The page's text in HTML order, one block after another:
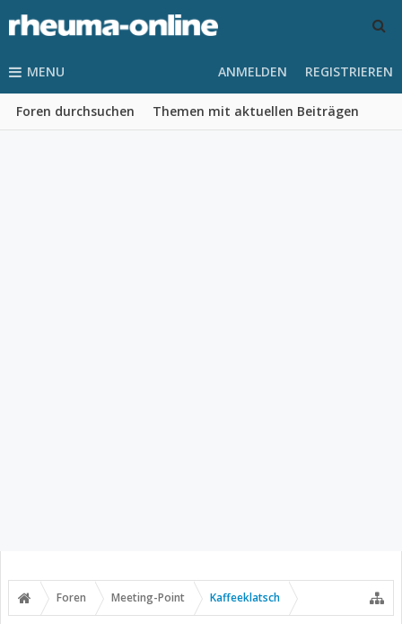
MENU
Foren durchsuchen Themen mit aktuellen Beiträgen
ANMELDEN REGISTRIEREN
Foren Meeting-Point Kaffeeklatsch